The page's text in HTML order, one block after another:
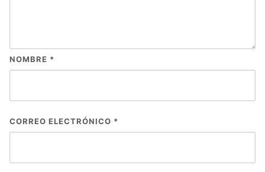
NOMBRE *
CORREO ELECTRÓNICO *